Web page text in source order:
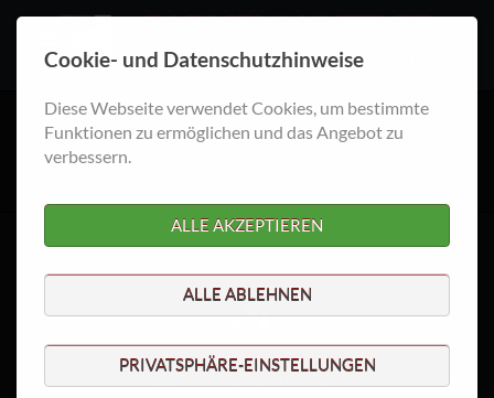
Cookie- und Datenschutzhinweise
Diese Webseite verwendet Cookies, um bestimmte
Funktionen zu ermöglichen und das Angebot zu
verbessern.
ALLE AKZEPTIEREN
ALLE ABLEHNEN
PRIVATSPHÄRE-EINSTELLUNGEN
Kulturretter
DANKE, liebe Kultur-Retter